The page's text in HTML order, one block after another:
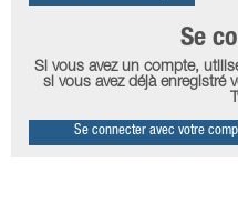
Se
Si vous avez un compte,
si vous avez déjà enregistré
Se connecter avec votre